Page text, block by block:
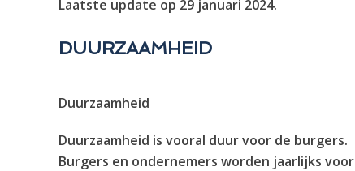
Laatste update op 29 januari 2024.
DUURZAAMHEID
Duurzaamheid
Duurzaamheid is vooral duur voor de burgers.
Burgers en ondernemers worden jaarlijks voor